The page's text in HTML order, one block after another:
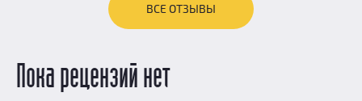
ВСЕ ОТЗЫВЫ
Пока рецензий нет